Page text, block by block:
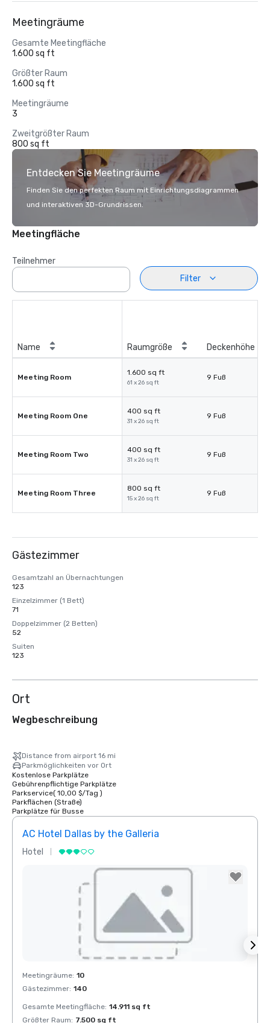
Meetingräume
Gesamte Meetingfläche
1.600 sq ft
Größter Raum
1.600 sq ft
Meetingräume
3
Zweitgrößter Raum
800 sq ft
Entdecken Sie Meetingräume
Finden Sie den perfekten Raum mit Einrichtungsdiagrammen
und interaktiven 3D-Grundrissen.
Meetingfläche
Teilnehmer
Filter
Name Raumgröße Deckenhöhe
Meeting Room
1.600 sq ft
61 x 26 sq ft
9 Fuß
Meeting Room One
400 sq ft
31 x 26 sq ft
9 Fuß
Meeting Room Two
400 sq ft
31 x 26 sq ft
9 Fuß
Meeting Room Three
800 sq ft
15 x 26 sq ft
9 Fuß
Gästezimmer
Gesamtzahl an Übernachtungen
123
Einzelzimmer (1 Bett)
71
Doppelzimmer (2 Betten)
52
Suiten
123
Ort
Wegbeschreibung
Distance from airport 16 mi
Parkmöglichkeiten vor Ort
Kostenlose Parkplätze
Gebührenpflichtige Parkplätze
Parkservice( 10,00 $/Tag )
Parkflächen (Straße)
Parkplätze für Busse
AC Hotel Dallas by the Galleria
Hotel
Removed from favorites
Meetingräume: 10
Gästezimmer: 140
Gesamte Meetingfläche: 14.911 sq ft
Größter Raum: 7.500 sq ft